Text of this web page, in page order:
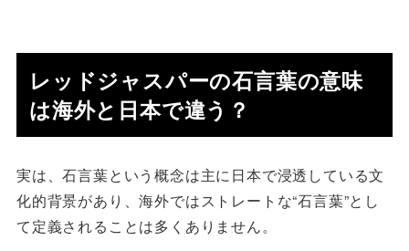
レッドジャスパーの石言葉の意味
は海外と日本で違う？
実は、石言葉という概念は主に日本で浸透している文
化的背景があり、海外ではストレートな“石言葉”とし
て定義されることは多くありません。